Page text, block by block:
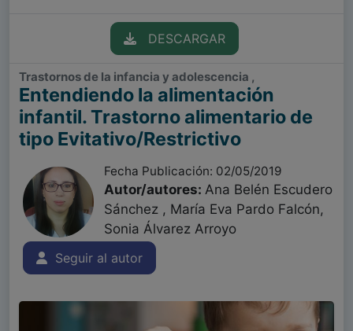
DESCARGAR
Trastornos de la infancia y adolescencia ,
Entendiendo la alimentación
infantil. Trastorno alimentario de
tipo Evitativo/Restrictivo
Fecha Publicación: 02/05/2019
Autor/autores: Ana Belén Escudero
Sánchez , María Eva Pardo Falcón,
Sonia Álvarez Arroyo
Seguir al autor